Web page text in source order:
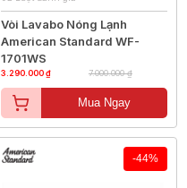
Vòi Lavabo Nóng Lạnh
American Standard WF-
1701WS
3.290.000 ₫ 7.000.000 ₫
Mua Ngay
-44%